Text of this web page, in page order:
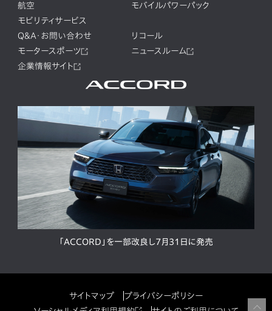
航空
モバイルパワーパック
モビリティサービス
Q&A・お問い合わせ
リコール
モータースポーツ
ニュースルーム
企業情報サイト
「ACCORD」を一部改良し7月31日に発売
サイトマップ
プライバシーポリシー